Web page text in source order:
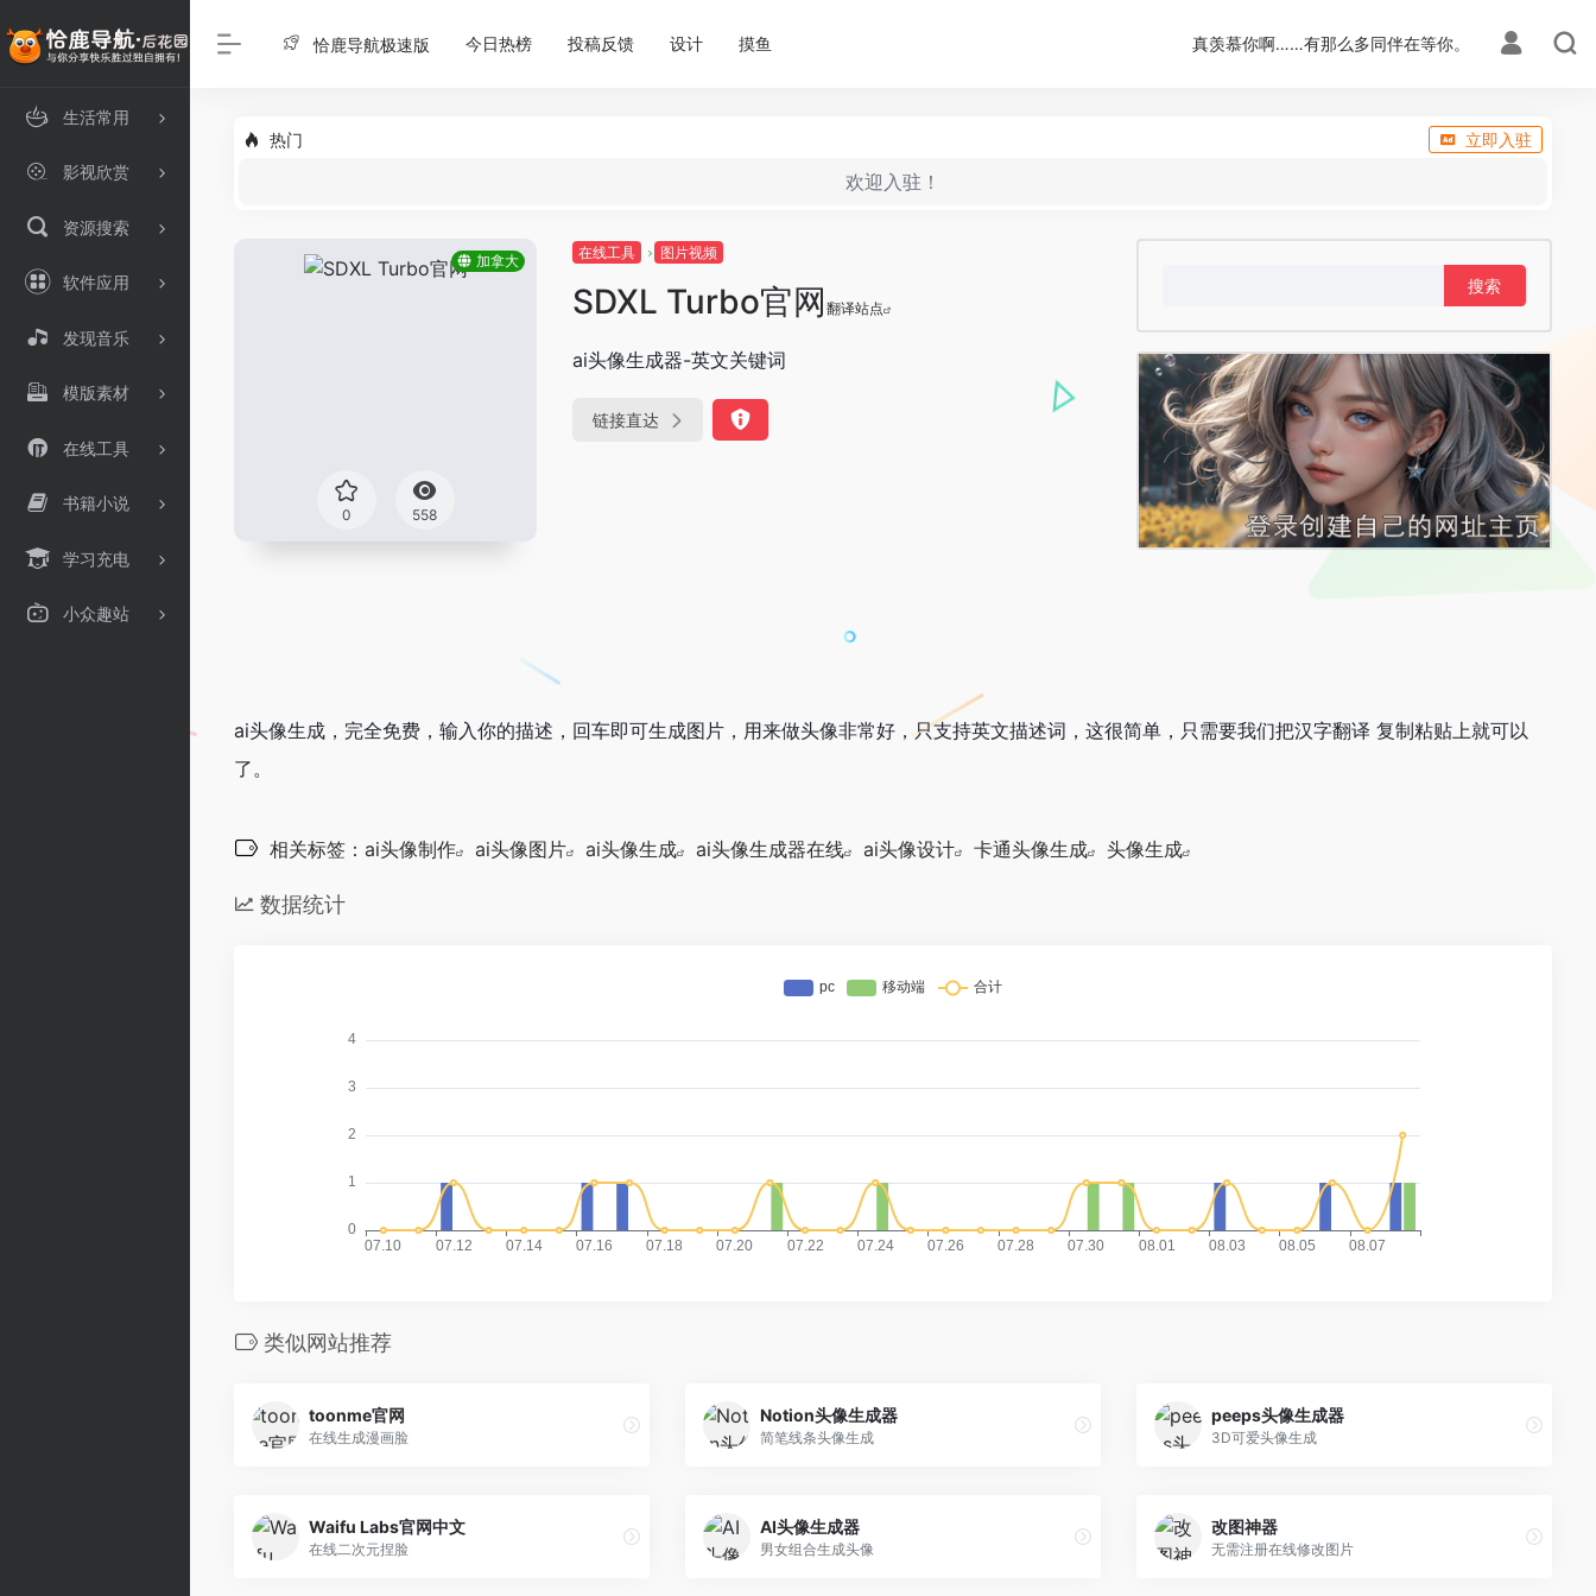
生活常用
影视欣赏
资源搜索
软件应用
发现音乐
模版素材
在线工具
书籍小说
学习充电
小众趣站
恰鹿导航极速版 今日热榜 投稿反馈 设计 摸鱼 真羡慕你啊……有那么多同伴在等你。
热门 立即入驻
欢迎入驻！
加拿大
0 558
在线工具 图片视频
SDXL Turbo官网 翻译站点
ai头像生成器-英文关键词
链接直达
ai头像生成，完全免费，输入你的描述，回车即可生成图片，用来做头像非常好，只支持英文描述词，这很简单，只需要我们把汉字翻译 复制粘贴上就可以
了。
相关标签： ai头像制作 ai头像图片 ai头像生成 ai头像生成器在线 ai头像设计 卡通头像生成 头像生成
数据统计
类似网站推荐
toonme官网
在线生成漫画脸
Notion头像生成器
简笔线条头像生成
peeps头像生成器
3D可爱头像生成
Waifu Labs官网中文
在线二次元捏脸
AI头像生成器
男女组合生成头像
改图神器
无需注册在线修改图片